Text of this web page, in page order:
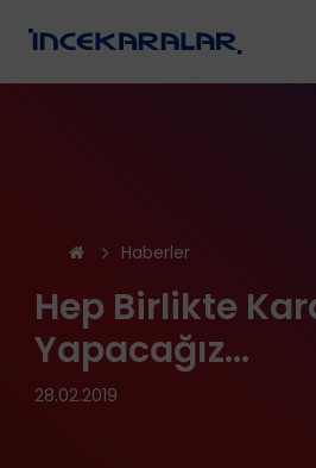
Haberler
Hep Birlikte
Yapacağız…
28.02.2019